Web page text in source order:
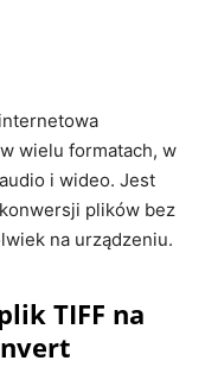
wielu formatach, w
i wideo. Jest
plików bez
na urządzeniu.
TIFF na